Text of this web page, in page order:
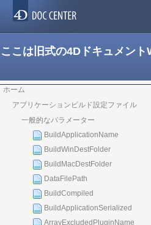
ここは旧式の4Dドキュメン
ホーム
アプリケーションビルド設定ファイル
一般的なパラメーター
BuildApplicationName
BuildWinDestFolder
BuildMacDestFolder
DataFilePath
BuildCompiled
BuildApplicationSerialized
ArrayExcludedPluginName